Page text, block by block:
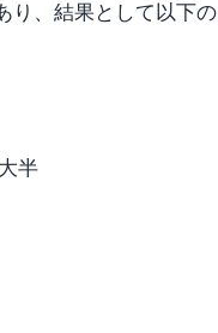
り、結果として以下の
半